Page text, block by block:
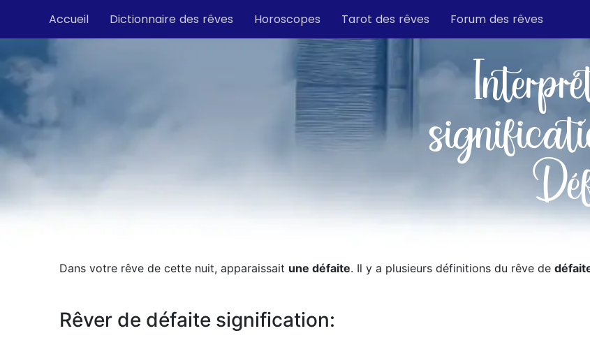
Accueil Dictionnaire des rêves Horoscopes Tarot des rêves Forum des rêves
Dans votre rêve de cette nuit, apparaissait une défaite. Il y a plusieurs définitions du rêve de
Rêver de défaite signification: